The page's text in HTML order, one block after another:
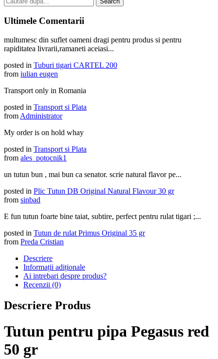
Ultimele Comentarii
multumesc din suflet oameni dragi pentru produs si pentru
rapiditatea livrarii,ramaneti aceiasi...
posted in Tuburi tigari CARTEL 200
from iulian eugen
Transport only in Romania
posted in Transport si Plata
from Administrator
My order is on hold whay
posted in Transport si Plata
from ales_potocnik1
un tutun bun , mai bun ca senator. scrie natural flavor pe...
posted in Plic Tutun DB Original Natural Flavour 30 gr
from sinbad
E fun tutun foarte bine taiat, subtire, perfect pentru rulat tigari ;...
posted in Tutun de rulat Primus Original 35 gr
from Preda Cristian
Descriere
Informații adiționale
Ai intrebari despre produs?
Recenzii (0)
Descriere Produs
Tutun pentru pipa Pegasus red
50 gr